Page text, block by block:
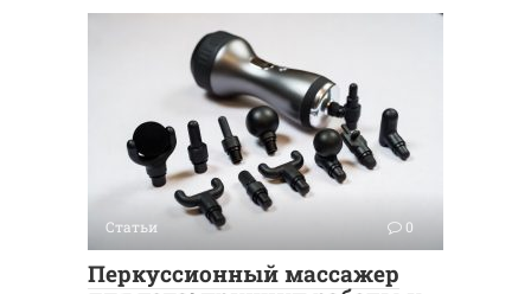
Статьи 0
Перкуссионный массажер